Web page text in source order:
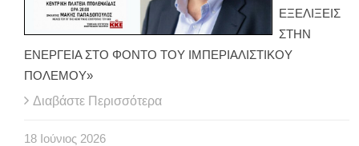
ΕΞΕΛΙΞΕΙΣ
ΣΤΗΝ
ΕΝΕΡΓΕΙΑ ΣΤΟ ΦΟΝΤΟ ΤΟΥ ΙΜΠΕΡΙΑΛΙΣΤΙΚΟΥ
ΠΟΛΕΜΟΥ»
Διαβάστε Περισσότερα
18 Ιούνιος 2026